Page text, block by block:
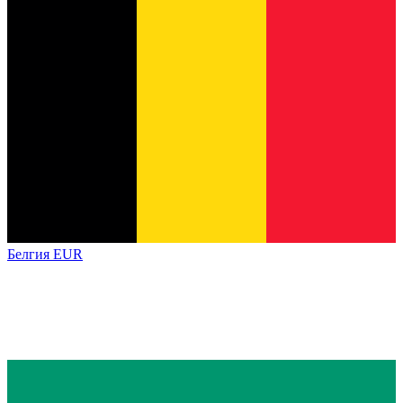
Белгия EUR